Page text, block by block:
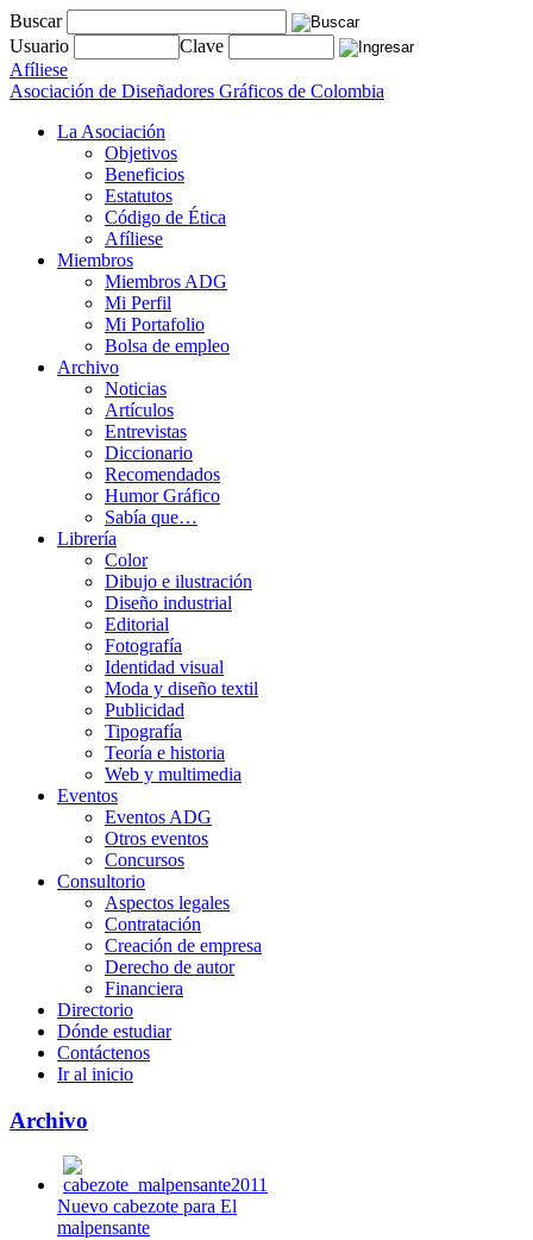
Buscar
Usuario
Clave
Afíliese
Asociación de Diseñadores Gráficos de Colombia
La Asociación
Objetivos
Beneficios
Estatutos
Código de Ética
Afíliese
Miembros
Miembros ADG
Mi Perfil
Mi Portafolio
Bolsa de empleo
Archivo
Noticias
Artículos
Entrevistas
Diccionario
Recomendados
Humor Gráfico
Sabía que…
Librería
Color
Dibujo e ilustración
Diseño industrial
Editorial
Fotografía
Identidad visual
Moda y diseño textil
Publicidad
Tipografía
Teoría e historia
Web y multimedia
Eventos
Eventos ADG
Otros eventos
Concursos
Consultorio
Aspectos legales
Contratación
Creación de empresa
Derecho de autor
Financiera
Directorio
Dónde estudiar
Contáctenos
Ir al inicio
Archivo
Nuevo cabezote para El
malpensante